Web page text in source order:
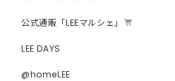
公式通販「LEEマルシェ」
LEE DAYS
@homeLEE